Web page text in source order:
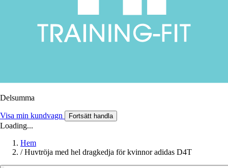
Delsumma
Visa min kundvagn Fortsätt handla
Loading...
Hem
/ Huvtröja med hel dragkedja för kvinnor adidas D4T